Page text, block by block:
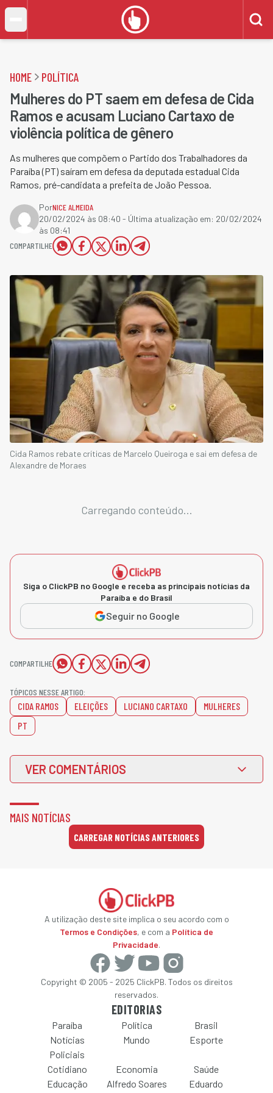
HOME POLÍTICA
Mulheres do PT saem em defesa de Cida
Ramos e acusam Luciano Cartaxo de
violência política de gênero
As mulheres que compõem o Partido dos Trabalhadores da
Paraíba (PT) saíram em defesa da deputada estadual Cida
Ramos, pré-candidata a prefeita de João Pessoa.
PorNICE ALMEIDA
20/02/2024 às 08:40 - Última atualização em: 20/02/2024
às 08:41
COMPARTILHE
Cida Ramos rebate críticas de Marcelo Queiroga e sai em defesa de
Alexandre de Moraes
Carregando conteúdo...
Siga o ClickPB no Google e receba as principais notícias da
Paraíba e do Brasil
Seguir no Google
COMPARTILHE
TÓPICOS NESSE ARTIGO:
CIDA RAMOS ELEIÇÕES LUCIANO CARTAXO
MULHERES
PT
VER COMENTÁRIOS
MAIS NOTÍCIAS
CARREGAR NOTÍCIAS ANTERIORES
A utilização deste site implica o seu acordo com o
Termos e Condições, e com a Política de
Privacidade.
Copyright © 2005 - 2025 ClickPB. Todos os direitos
reservados.
EDITORIAS
Paraíba Política
Brasil
Notícias
Policiais
Mundo Esporte
Cotidiano Economia
Saúde
Educação
Alfredo Soares
Eduardo